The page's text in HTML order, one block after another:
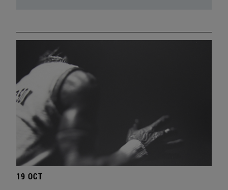
19 OCT